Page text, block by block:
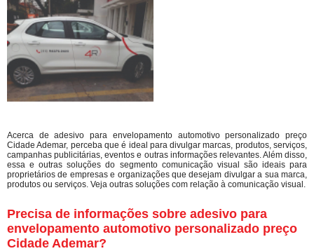
Acerca de adesivo para envelopamento automotivo personalizado preço
Cidade Ademar, perceba que é ideal para divulgar marcas, produtos, serviços,
campanhas publicitárias, eventos e outras informações relevantes. Além disso,
essa e outras soluções do segmento comunicação visual são ideais para
proprietários de empresas e organizações que desejam divulgar a sua marca,
produtos ou serviços. Veja outras soluções com relação à comunicação visual.
Precisa de informações sobre adesivo para
envelopamento automotivo personalizado preço
Cidade Ademar?